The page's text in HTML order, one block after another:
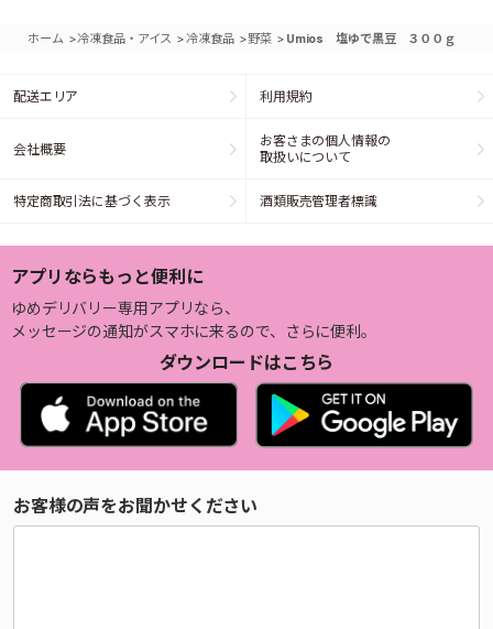
ホーム >冷凍食品・アイス > 冷凍食品 >野菜 > Umios 塩ゆで黒豆 ３００ｇ
配送エリア 利用規約
会社概要
お客さまの個人情報の
取扱いについて
特定商取引法に基づく表示 酒類販売管理者標識
アプリならもっと便利に
ゆめデリバリー専用アプリなら、
メッセージの通知がスマホに来るので、さらに便利。
ダウンロードはこちら
お客様の声をお聞かせください